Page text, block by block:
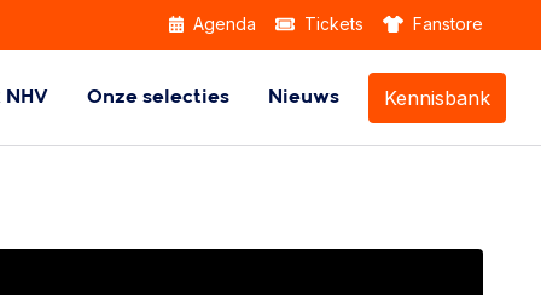
Agenda Tickets Fanstore
Onze selecties Nieuws Kennisbank